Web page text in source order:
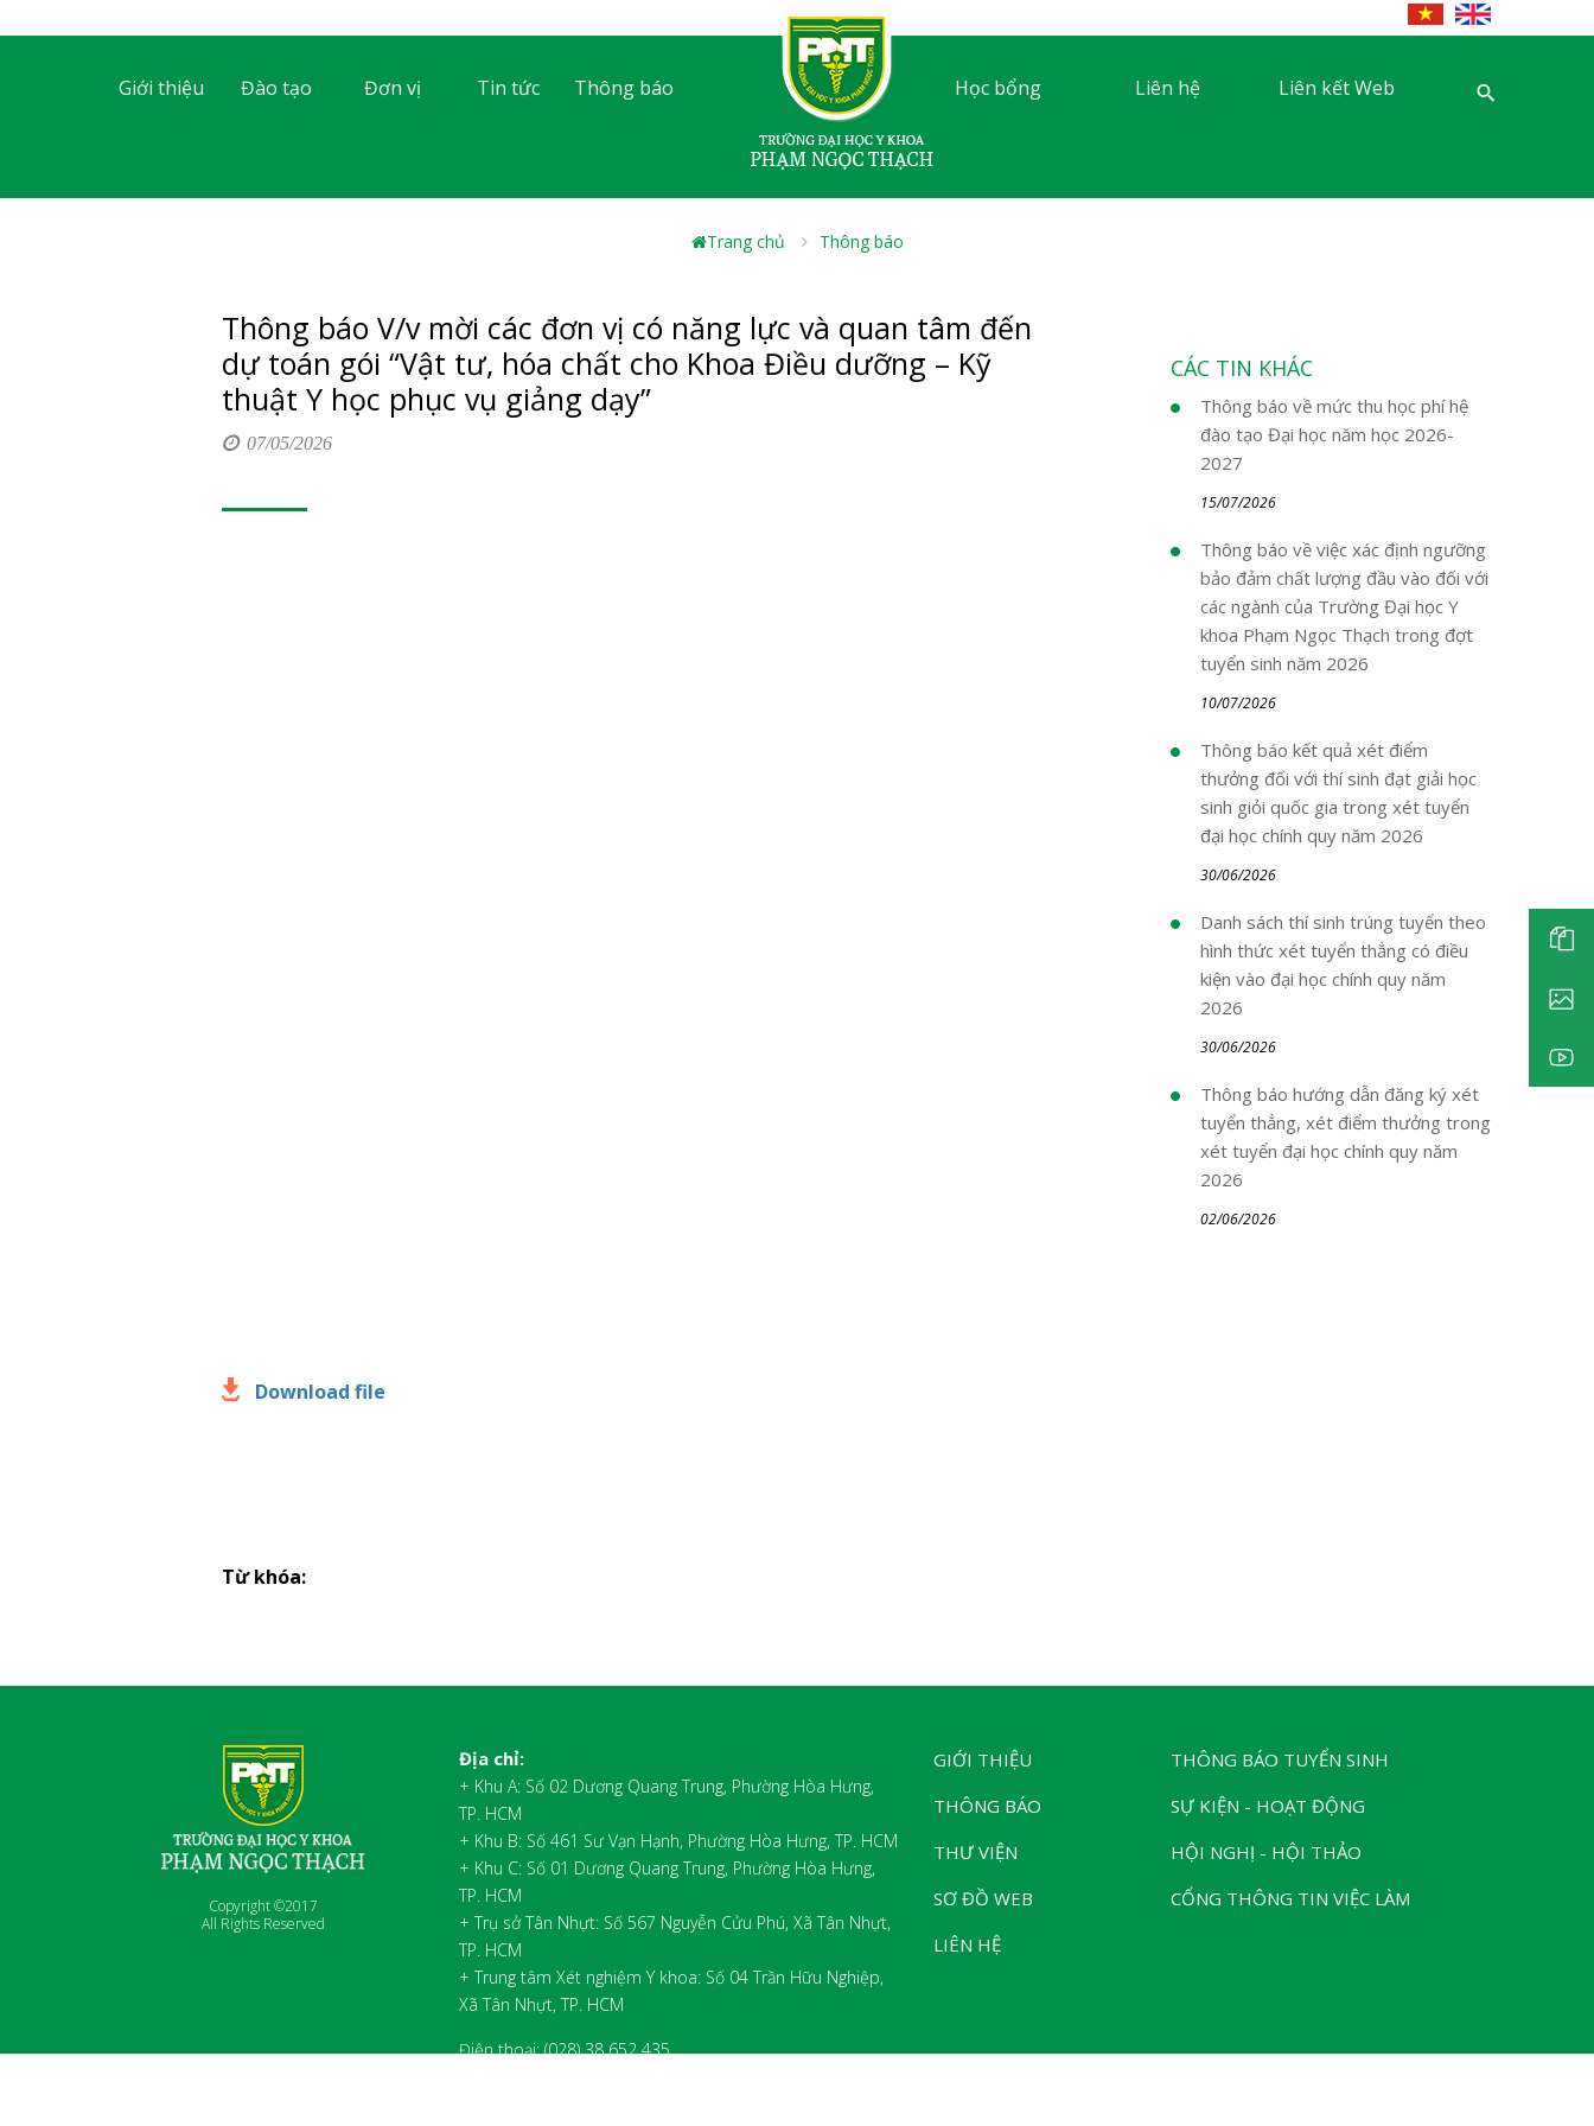
Giới thiệu Đào tạo Đơn vị Tin tức Thông báo Học bổng Liên hệ Liên kết Web
Trang chủ Thông báo
Thông báo V/v mời các đơn vị có năng lực và quan tâm đến
dự toán gói “Vật tư, hóa chất cho Khoa Điều dưỡng – Kỹ
thuật Y học phục vụ giảng dạy”
07/05/2026
Download file
Từ khóa:
CÁC TIN KHÁC
Thông báo về mức thu học phí hệ
đào tạo Đại học năm học 2026-
2027
15/07/2026
Thông báo về việc xác định ngưỡng
bảo đảm chất lượng đầu vào đối với
các ngành của Trường Đại học Y
khoa Phạm Ngọc Thạch trong đợt
tuyển sinh năm 2026
10/07/2026
Thông báo kết quả xét điểm
thưởng đối với thí sinh đạt giải học
sinh giỏi quốc gia trong xét tuyển
đại học chính quy năm 2026
30/06/2026
Danh sách thí sinh trúng tuyển theo
hình thức xét tuyển thẳng có điều
kiện vào đại học chính quy năm
2026
30/06/2026
Thông báo hướng dẫn đăng ký xét
tuyển thẳng, xét điểm thưởng trong
xét tuyển đại học chính quy năm
2026
02/06/2026
Copyright ©2017
All Rights Reserved
Địa chỉ:
+ Khu A: Số 02 Dương Quang Trung, Phường Hòa Hưng,
TP. HCM
+ Khu B: Số 461 Sư Vạn Hạnh, Phường Hòa Hưng, TP. HCM
+ Khu C: Số 01 Dương Quang Trung, Phường Hòa Hưng,
TP. HCM
+ Trụ sở Tân Nhựt: Số 567 Nguyễn Cửu Phú, Xã Tân Nhựt,
TP. HCM
+ Trung tâm Xét nghiệm Y khoa: Số 04 Trần Hữu Nghiệp,
Xã Tân Nhựt, TP. HCM
Điện thoại: (028) 38 652 435
GIỚI THIỆU
THÔNG BÁO
THƯ VIỆN
SƠ ĐỒ WEB
LIÊN HỆ
THÔNG BÁO TUYỂN SINH
SỰ KIỆN - HOẠT ĐỘNG
HỘI NGHỊ - HỘI THẢO
CỔNG THÔNG TIN VIỆC LÀM